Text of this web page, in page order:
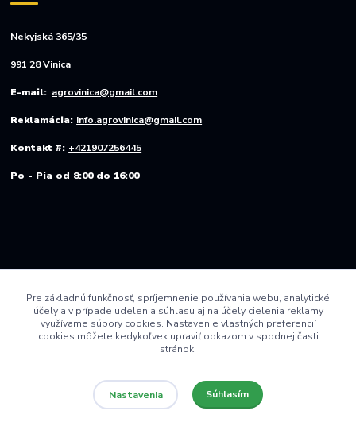
Nekyjská 365/35
991 28 Vinica
E-mail: agrovinica@gmail.com
Reklamácia: info.agrovinica@gmail.com
Kontakt #: +421907256445
Po - Pia od 8:00 do 16:00
Pre základnú funkčnosť, spríjemnenie používania webu, analytické
účely a v prípade udelenia súhlasu aj na účely cielenia reklamy
využívame súbory cookies. Nastavenie vlastných preferencií
cookies môžete kedykoľvek upraviť odkazom v spodnej časti
stránok.
Nastavenia Súhlasím